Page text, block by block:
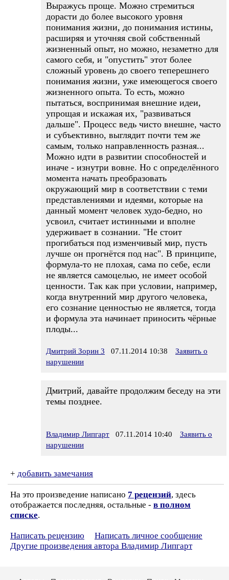
Выражусь проще. Можно стремиться
дорасти до более высокого уровня
понимания жизни, до понимания истины,
расширяя и уточняя свой собственный
жизненный опыт, но можно, незаметно для
самого себя, и "опустить" этот более
сложный уровень до своего теперешнего
понимания жизни, уже имеющегося своего
жизненного опыта. То есть, можно
пытаться, воспринимая внешние идеи,
упрощая и искажая их, "развиваться
дальше". Процесс ведь чисто внешне, часто
и субъективно, выглядит почти тем же
самым, только направленность разная...
Можно идти в развитии способностей и
иначе - изнутри вовне. Но с определённого
момента начать преобразовать
окружающий мир в соответствии с теми
представлениями и идеями, которые на
данный момент человек худо-бедно, но
усвоил, считает истинными и вполне
удерживает в сознании. "Не стоит
прогибаться под изменчивый мир, пусть
лучше он прогнётся под нас". В принципе,
формула-то не плохая, сама по себе, если
не является самоцелью, не имеет особой
ценности. Так как при условии, например,
когда внутренний мир другого человека,
его сознание ценностью не является, тогда
и формула эта начинает приносить чёрные
плоды...
Дмитрий Зорин 3 07.11.2014 10:38
Заявить о
нарушении
Дмитрий, давайте продолжим беседу на эти
темы позднее.
Владимир Липгарт 07.11.2014 10:40
Заявить о
нарушении
+ добавить замечания
На это произведение написано 7 рецензий, здесь
отображается последняя, остальные - в полном
списке.
Написать рецензию
Написать личное сообщение
Другие произведения автора Владимир Липгарт